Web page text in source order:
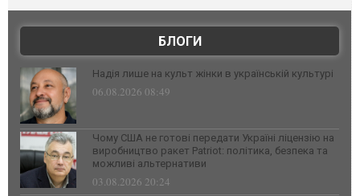
БЛОГИ
Надія лише на культ жінки в українській культурі
06.08.2026 08:49
Чому США не готові передати Україні ліцензію на
виробництво ракет Patriot: політика, безпека та
можливі альтернативи
03.08.2026 20:24